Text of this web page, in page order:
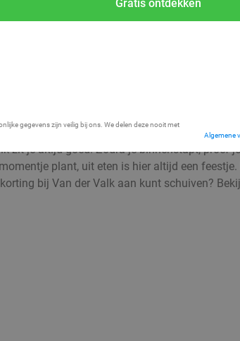
Gratis ontdekken
gegevens zijn veilig bij ons. We delen deze nooit met
Algemene
zit je altijd goed. Zodra je binnenstapt, proef
plant, uit eten is hier altijd een
bij Van der Valk aan kunt schuiven?